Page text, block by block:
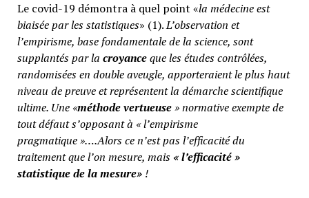
Le covid-19 démontra à quel point «la médecine est
biaisée par les statistiques» (1).L’observation et
l’empirisme, base fondamentale de la science, sont
supplantés par la croyanceque les études contrôlées,
randomisées en double aveugle, apporteraient le plus haut
niveau de preuve et représentent la démarche scientifique
ultime. Une «méthode vertueuse» normative exempte de
tout défaut s’opposant à « l’empirisme
pragmatique »….Alors ce n’est pas l’efficacité du
traitement que l’on mesure, mais «l’efficacité »
statistique de la mesure» !